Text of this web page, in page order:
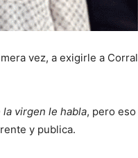
vez, a exigirle a Corral
virgen le habla, pero eso
y publica.